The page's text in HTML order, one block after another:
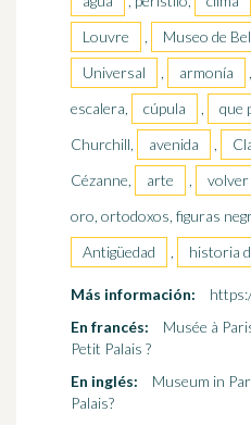
Louvre
, Museo de
Universal
, armonía ,
escalera,
cúpula , que
Churchill,
avenida ,
Cézanne,
arte , volver
oro, ortodoxos, figuras
Antigüedad
, historia
Más información:
En francés:
Musée à
Petit Palais ?
En inglés:
Museum in
Palais?